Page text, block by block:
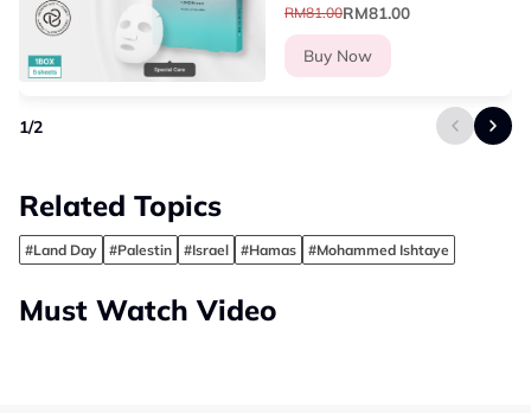
RM81.00RM81.00
Buy Now
1/2
Related Topics
#Land Day #Palestin #Israel #Hamas #Mohammed Ishtaye
Must Watch Video